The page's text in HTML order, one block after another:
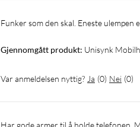
Funker som den skal. Eneste
Gjennomgått produkt: Unisynk
Var anmeldelsen nyttig? Ja (0) Nei (0)
har gode armer til å holde telefonen.